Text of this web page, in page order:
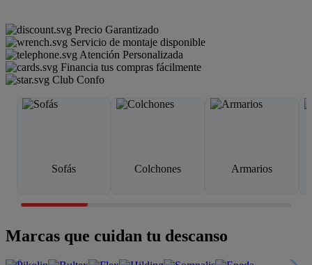
Precio Garantizado
Servicio de montaje disponible
Atención Personalizada
Financia tus compras fácilmente
Club Confo
Sofás Colchones Armarios
Marcas que cuidan tu descanso